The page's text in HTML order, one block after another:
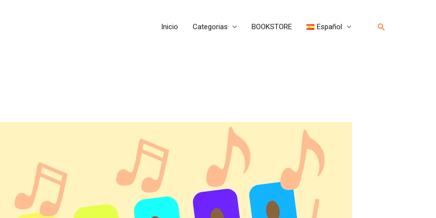
Inicio Categorias BOOKSTORE Español Buscar